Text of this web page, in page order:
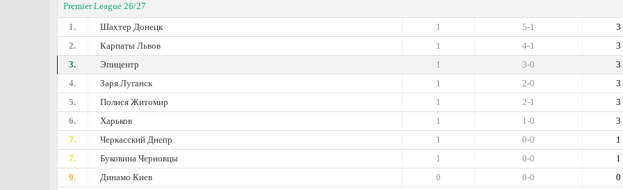
Premier League 26/27
1.
Шахтер Донецк 3
5-1
1
2.
Карпаты Львов 3
4-1
1
3.
Эпицентр 3
3-0
1
4.
Заря Луганск 3
2-0
1
5.
Полися Житомир 3
2-1
1
6.
Харьков 3
1-0
1
7.
Черкасский Днепр 1
0-0
1
7.
Буковина Черновцы 1
0-0
1
9.
Динамо Киев 0
0-0
0